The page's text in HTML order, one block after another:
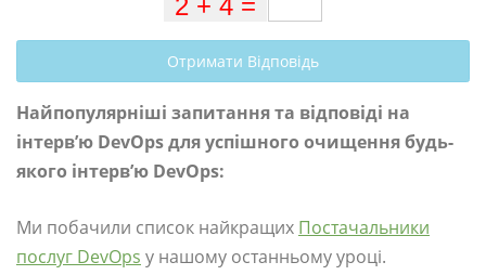
Отримати Відповідь
Найпопулярніші запитання та відповіді на
інтерв’ю DevOps для успішного очищення будь-
якого інтерв’ю DevOps:
Ми побачили список найкращих Постачальники
послуг DevOps у нашому останньому уроці.